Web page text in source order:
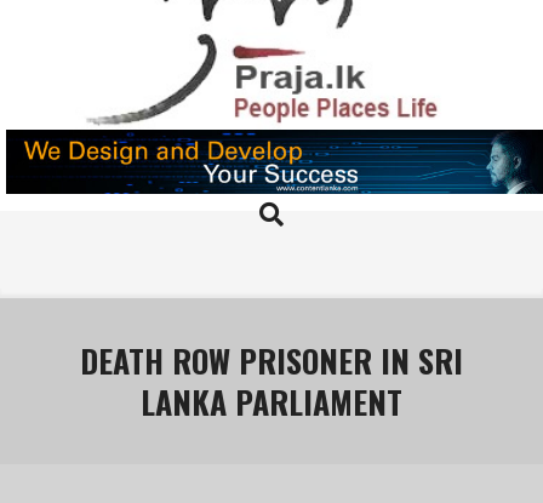
PRAJA.LK
Search
DEATH ROW PRISONER IN SRI
LANKA PARLIAMENT